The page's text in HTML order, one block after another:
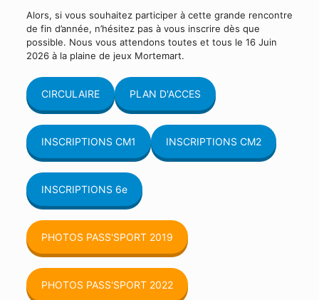
Alors, si vous souhaitez participer à cette grande rencontre
de fin d’année, n’hésitez pas à vous inscrire dès que
possible. Nous vous attendons toutes et tous le 16 Juin
2026 à la plaine de jeux Mortemart.
CIRCULAIRE PLAN D'ACCES
INSCRIPTIONS CM1 INSCRIPTIONS CM2
INSCRIPTIONS 6e
PHOTOS PASS'SPORT 2019
PHOTOS PASS'SPORT 2022